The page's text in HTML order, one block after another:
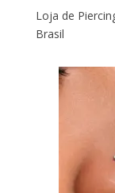
Loja de
Brasil